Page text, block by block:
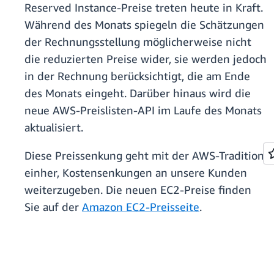
Reserved Instance-Preise treten heute in Kraft.
Während des Monats spiegeln die Schätzungen
der Rechnungsstellung möglicherweise nicht
die reduzierten Preise wider, sie werden jedoch
in der Rechnung berücksichtigt, die am Ende
des Monats eingeht. Darüber hinaus wird die
neue AWS-Preislisten-API im Laufe des Monats
aktualisiert.
Diese Preissenkung geht mit der AWS-Tradition
einher, Kostensenkungen an unsere Kunden
weiterzugeben. Die neuen EC2-Preise finden
Sie auf der Amazon EC2-Preisseite.